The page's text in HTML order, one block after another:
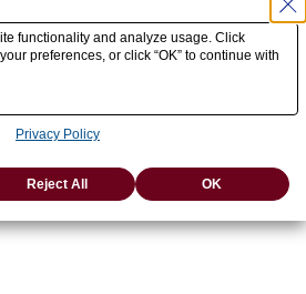
functionality and analyze usage. Click
preferences, or click “OK” to continue with
Privacy Policy
Reject All OK